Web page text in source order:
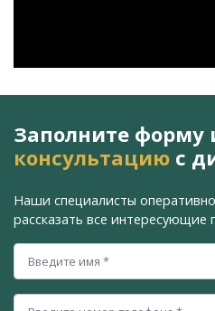
Заполните форму
консультацию с
Наши специалисты
рассказать все интересующие